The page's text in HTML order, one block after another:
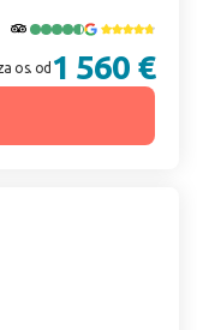
os. od 1 560 €